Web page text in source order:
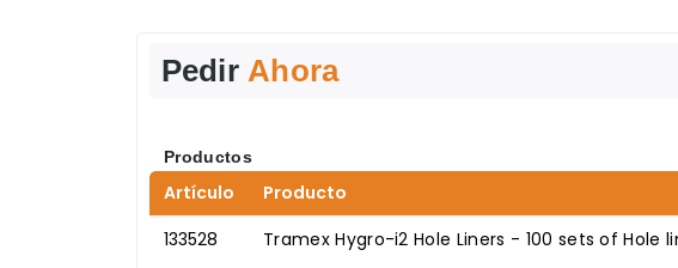
Pedir Ahora
Productos
Artículo Producto
133528
Tramex Hygro-i2 Hole Liners - 100 sets of Hole